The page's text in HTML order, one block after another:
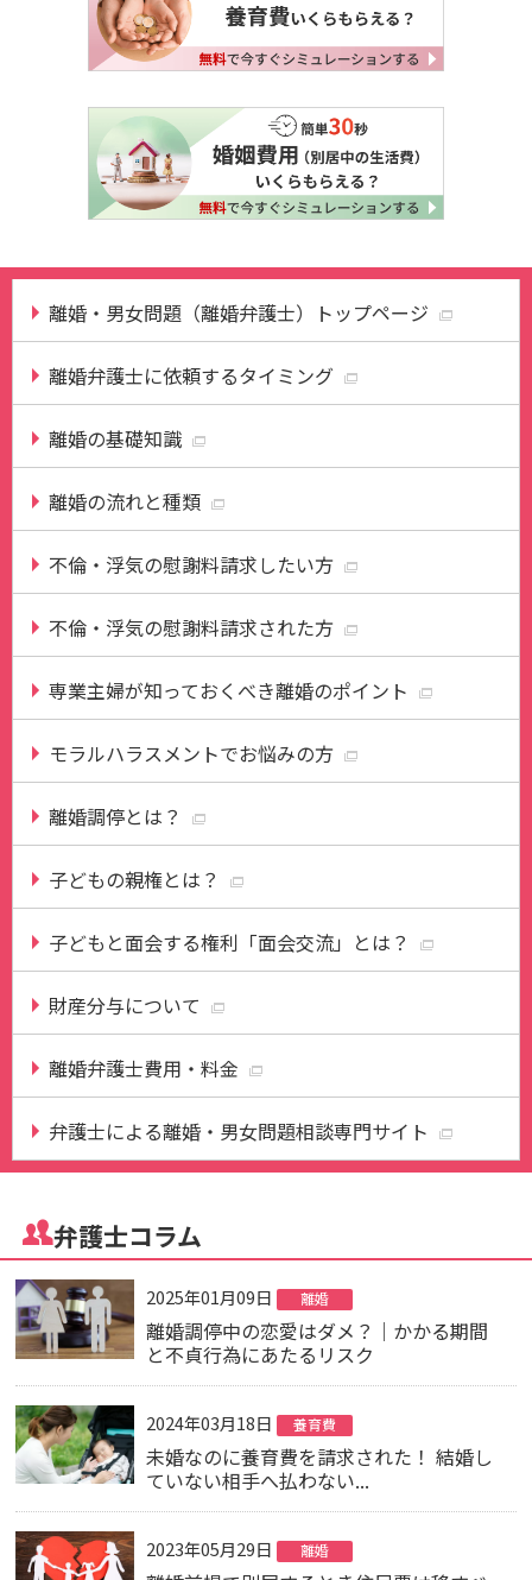
離婚・男女問題（離婚弁護士）トップページ
離婚弁護士に依頼するタイミング
離婚の基礎知識
離婚の流れと種類
不倫・浮気の慰謝料請求したい方
不倫・浮気の慰謝料請求された方
専業主婦が知っておくべき離婚のポイント
モラルハラスメントでお悩みの方
離婚調停とは？
子どもの親権とは？
子どもと面会する権利「面会交流」とは？
財産分与について
離婚弁護士費用・料金
弁護士による離婚・男女問題相談専門サイト
弁護士コラム
2025年01月09日 離婚
離婚調停中の恋愛はダメ？｜かかる期間
と不貞行為にあたるリスク
2024年03月18日 養育費
未婚なのに養育費を請求された！ 結婚し
ていない相手へ払わない...
2023年05月29日 離婚